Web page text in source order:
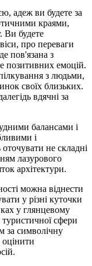
адеж ви будете за
краями,
Ви будете
про переваги
пов'язана з
позитивних емоцій.
з людьми,
своїх близьких.
вдячні за
балансами і
і
не складні
лазурового
архітектури.
можна віднести
у різні куточки
у глянцевому
сфери
за символічну
оцінити